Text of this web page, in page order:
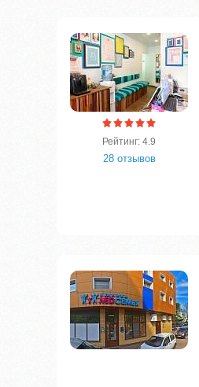
Рейтинг: 4.9
28 отзывов